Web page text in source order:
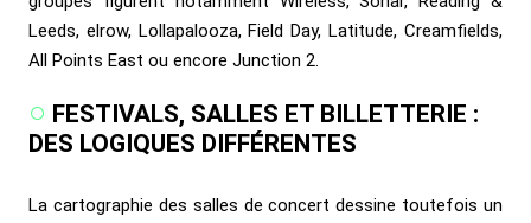
Leeds, elrow, Lollapalooza, Field Day, Latitude, Creamfields,
All Points East ou encore Junction 2.
FESTIVALS, SALLES ET BILLETTERIE :
DES LOGIQUES DIFFÉRENTES
La cartographie des salles de concert dessine toutefois un